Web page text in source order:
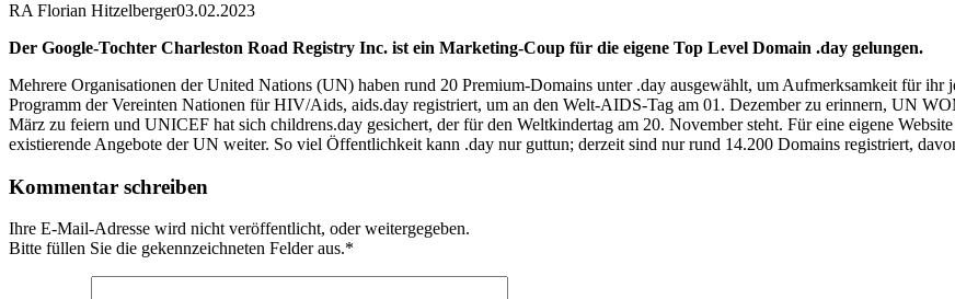
RA Florian Hitzelberger03.02.2023
Der Google-Tochter Charleston Road Registry Inc. ist ein Marketing-Coup für die eigene Top Level Domain .day gelungen.
Mehrere Organisationen der United Nations (UN) haben rund 20 Premium-Domains unter .day ausgewählt, um Aufmerksamkeit für
Programm der Vereinten Nationen für HIV/Aids, aids.day registriert, um an den Welt-AIDS-Tag am 01. Dezember zu erinnern, UN
März zu feiern und UNICEF hat sich childrens.day gesichert, der für den Weltkindertag am 20. November steht. Für eine eigene
existierende Angebote der UN weiter. So viel Öffentlichkeit kann .day nur guttun; derzeit sind nur rund 14.200 Domains registriert,
Kommentar schreiben
Ihre E-Mail-Adresse wird nicht veröffentlicht, oder weitergegeben.
Bitte füllen Sie die gekennzeichneten Felder aus.*